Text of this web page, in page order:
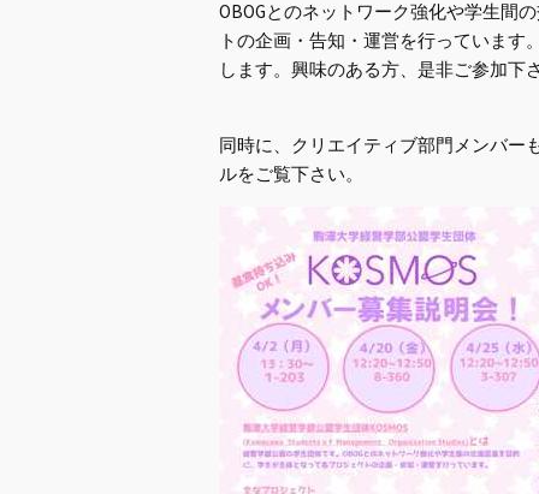
OBOGとのネットワーク強化や学生間
トの企画・告知・運営を行っています
します。興味のある方、是非ご参加下
同時に、クリエイティブ部門メンバー
ルをご覧下さい。